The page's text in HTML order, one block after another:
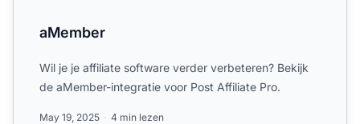
aMember
Wil je je affiliate software verder verbeteren? Bekijk
de aMember-integratie voor Post Affiliate Pro.
May 19, 2025 4 min lezen